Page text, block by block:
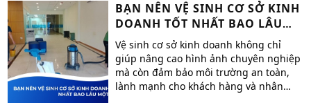
BẠN NÊN VỆ SINH CƠ SỞ KINH
DOANH TỐT NHẤT BAO LÂU
MỘT LẦN
Vệ sinh cơ sở kinh doanh không chỉ
giúp nâng cao hình ảnh chuyên nghiệp
mà còn đảm bảo môi trường an toàn,
lành mạnh cho khách hàng và nhân